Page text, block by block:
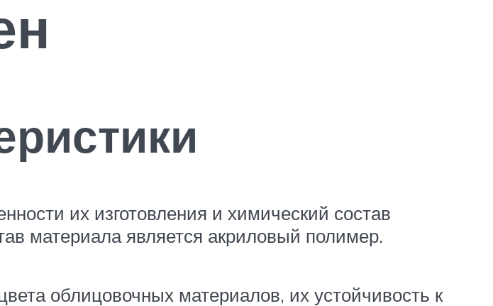
их изготовления и химический состав
материала является акриловый полимер.
облицовочных материалов, их устойчивость к